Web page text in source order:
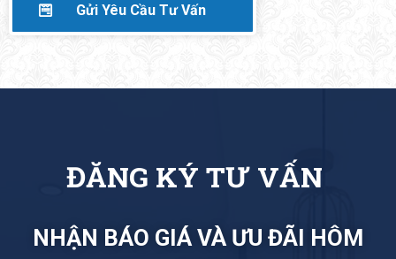
Gửi Yêu Cầu Tư Vấn
ĐĂNG KÝ TƯ VẤN
NHẬN BÁO GIÁ VÀ ƯU ĐÃI HÔM